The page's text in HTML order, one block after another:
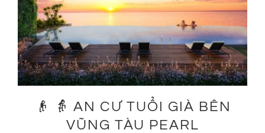
👴 👵 AN CƯ TUỔI GIÀ BÊN
VŨNG TÀU PEARL